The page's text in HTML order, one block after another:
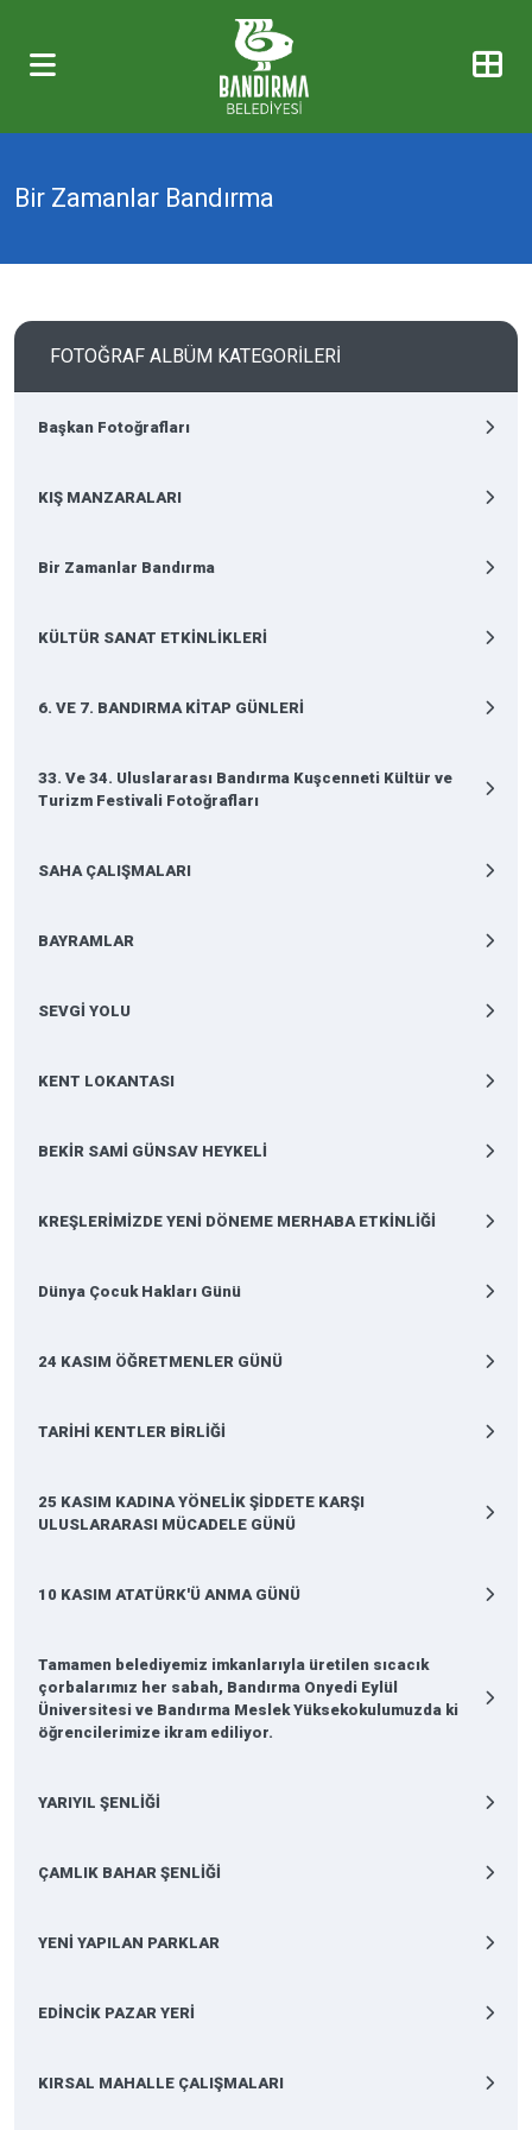
Bir Zamanlar Bandırma
FOTOĞRAF ALBÜM KATEGORİLERİ
Başkan Fotoğrafları
KIŞ MANZARALARI
Bir Zamanlar Bandırma
KÜLTÜR SANAT ETKİNLİKLERİ
6. VE 7. BANDIRMA KİTAP GÜNLERİ
33. Ve 34. Uluslararası Bandırma Kuşcenneti Kültür ve
Turizm Festivali Fotoğrafları
SAHA ÇALIŞMALARI
BAYRAMLAR
SEVGİ YOLU
KENT LOKANTASI
BEKİR SAMİ GÜNSAV HEYKELİ
KREŞLERİMİZDE YENİ DÖNEME MERHABA ETKİNLİĞİ
Dünya Çocuk Hakları Günü
24 KASIM ÖĞRETMENLER GÜNÜ
TARİHİ KENTLER BİRLİĞİ
25 KASIM KADINA YÖNELİK ŞİDDETE KARŞI
ULUSLARARASI MÜCADELE GÜNÜ
10 KASIM ATATÜRK'Ü ANMA GÜNÜ
Tamamen belediyemiz imkanlarıyla üretilen sıcacık
çorbalarımız her sabah, Bandırma Onyedi Eylül
Üniversitesi ve Bandırma Meslek Yüksekokulumuzda ki
öğrencilerimize ikram ediliyor.
YARIYIL ŞENLİĞİ
ÇAMLIK BAHAR ŞENLİĞİ
YENİ YAPILAN PARKLAR
EDİNCİK PAZAR YERİ
KIRSAL MAHALLE ÇALIŞMALARI